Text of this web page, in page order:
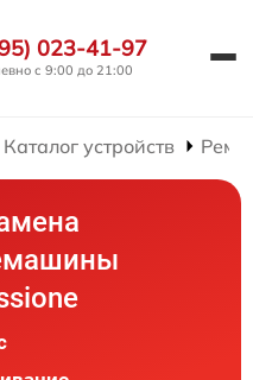
023-41-97
с 9:00 до 21:00
Каталог устройств